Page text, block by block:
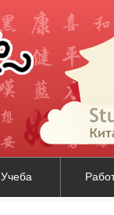
Учеба